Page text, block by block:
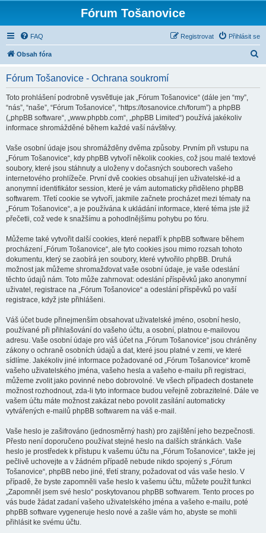
Fórum Tošanovice
FAQ Přihlásit se
Registrovat
Obsah fóra
Fórum Tošanovice - Ochrana soukromí
Toto prohlášení podrobně vysvětluje jak „Fórum Tošanovice“ (dále jen “my”,
“nás”, “naše”, “Fórum Tošanovice”, “https://tosanovice.ch/forum”) a phpBB
(„phpBB software“, „www.phpbb.com“, „phpBB Limited“) používá jakékoliv
informace shromážděné během každé vaší návštěvy.
Vaše osobní údaje jsou shromážděny dvěma způsoby. Prvním při vstupu na
„Fórum Tošanovice“, kdy phpBB vytvoří několik cookies, což jsou malé textové
soubory, které jsou stáhnuty a uloženy v dočasných souborech vašeho
internetového prohlížeče. První dvě cookies obsahují jen uživatelské-id a
anonymní identifikátor session, které je vám automaticky přiděleno phpBB
softwarem. Třetí cookie se vytvoří, jakmile začnete procházet mezi tématy na
„Fórum Tošanovice“, a je používána k ukládání informace, které téma jste již
přečetli, což vede k snažšímu a pohodlnějšímu pohybu po fóru.
Můžeme také vytvořit další cookies, které nepatří k phpBB software během
procházení „Fórum Tošanovice“, ale tyto cookies jsou mimo rozsah tohoto
dokumentu, který se zaobírá jen soubory, které vytvořilo phpBB. Druhá
možnost jak můžeme shromažďovat vaše osobní údaje, je vaše odeslání
těchto údajů nám. Toto může zahrnovat: odeslání příspěvků jako anonymní
uživatel, registrace na „Fórum Tošanovice“ a odeslání příspěvků po vaší
registrace, když jste přihlášeni.
Váš účet bude přinejmenším obsahovat uživatelské jméno, osobní heslo,
používané při přihlašování do vašeho účtu, a osobní, platnou e-mailovou
adresu. Vaše osobní údaje pro váš účet na „Fórum Tošanovice“ jsou chráněny
zákony o ochraně osobních údajů a dat, které jsou platné v zemi, ve které
sídlíme. Jakékoliv jiné informace požadované od „Fórum Tošanovice“ kromě
vašeho uživatelského jména, vašeho hesla a vašeho e-mailu při registraci,
můžeme zvolit jako povinné nebo dobrovolné. Ve všech případech dostanete
možnost rozhodnout, zda-li tyto informace budou veřejně zobrazitelné. Dále ve
vašem účtu máte možnost zakázat nebo povolit zasílání automaticky
vytvářených e-mailů phpBB softwarem na váš e-mail.
Vaše heslo je zašifrováno (jednosměrný hash) pro zajištění jeho bezpečnosti.
Přesto není doporučeno používat stejné heslo na dalších stránkách. Vaše
heslo je prostředek k přístupu k vašemu účtu na „Fórum Tošanovice“, takže jej
pečlivě uchovejte a v žádném případě nebude nikdo spojený s „Fórum
Tošanovice“, phpBB nebo jiné, třetí strany, požadovat od vás vaše heslo. V
případě, že byste zapomněli vaše heslo k vašemu účtu, můžete použít funkci
„Zapomněl jsem své heslo“ poskytovanou phpBB softwarem. Tento proces po
vás bude žádat zadaní vašeho uživatelského jména a vašeho e-mailu, poté
phpBB software vygeneruje heslo nové a zašle vám ho, abyste se mohli
přihlásit ke svému účtu.